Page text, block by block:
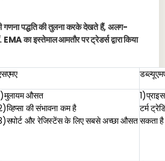
गणना पद्धति की तुलना करके देखते हैं, अलग-
का इस्तेमाल आमतौर पर ट्रेडर्स द्वारा किया
औसत
की संभावना कम है
और रेजिस्टेंस के लिए सबसे अच्छा औसत
टर्म
सकता